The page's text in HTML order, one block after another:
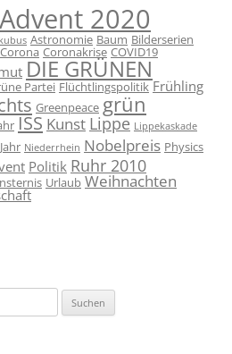
Advent 2020
Astronomie Baum Bilderserien
Corona Coronakrise COVID19
DIE GRÜNEN
Partei Flüchtlingspolitik Frühling
Greenpeace grün
ISS Kunst Lippe Lippekaskade
Niederrhein Nobelpreis Physics
Politik Ruhr 2010
Urlaub Weihnachten